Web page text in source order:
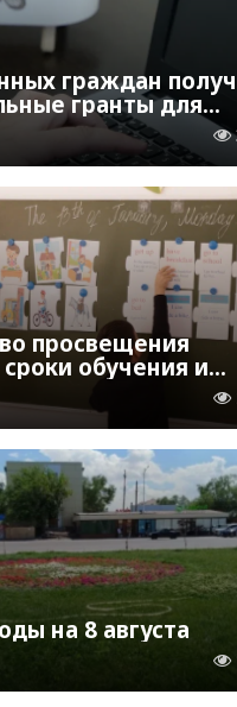
граждан
гранты для
просвещения
обучения и
2027 учебный
на 8 августа